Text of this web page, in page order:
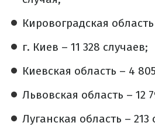
Кировоградская
г. Киев – 11 328 случаев;
Киевская область – 4
Львовская область – 12
Луганская область – 213